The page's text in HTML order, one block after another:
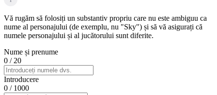
Vă rugăm să folosiți un substantiv propriu care nu este ambiguu ca
nume al personajului (de exemplu, nu "Sky") și să vă asigurați că
numele personajului și al jucătorului sunt diferite.
Nume și prenume
0 / 20
Introducere
0 / 1000